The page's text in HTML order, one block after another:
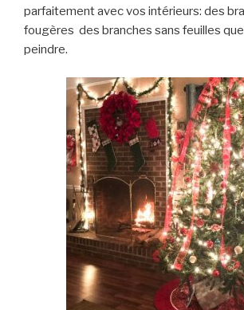
parfaitement avec vos intérieurs: des
fougères des branches sans feuilles
peindre.